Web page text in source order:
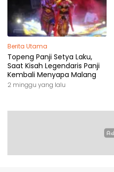
Berita Utama
Topeng Panji Setya Laku,
Saat Kisah Legendaris Panji
Kembali Menyapa Malang
2 minggu yang lalu